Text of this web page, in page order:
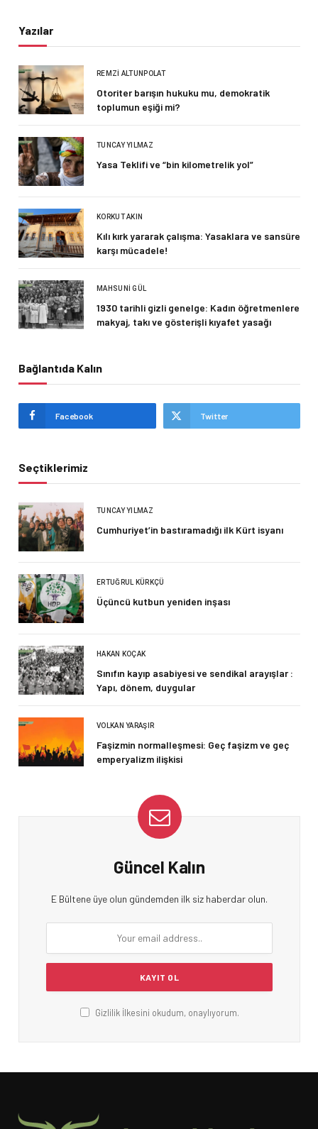
Yazılar
REMZI ALTUNPOLAT
Otoriter barışın hukuku mu, demokratik
toplumun eşiği mi?
TUNCAY YILMAZ
Yasa Teklifi ve “bin kilometrelik yol”
KORKUT AKIN
Kılı kırk yararak çalışma: Yasaklara ve sansüre
karşı mücadele!
MAHSUNI GÜL
1930 tarihli gizli genelge: Kadın öğretmenlere
makyaj, takı ve gösterişli kıyafet yasağı
Bağlantıda Kalın
Facebook Twitter
Seçtiklerimiz
TUNCAY YILMAZ
Cumhuriyet’in bastıramadığı ilk Kürt isyanı
ERTUĞRUL KÜRKÇÜ
Üçüncü kutbun yeniden inşası
HAKAN KOÇAK
Sınıfın kayıp asabiyesi ve sendikal arayışlar :
Yapı, dönem, duygular
VOLKAN YARAŞIR
Faşizmin normalleşmesi: Geç faşizm ve geç
emperyalizm ilişkisi
Güncel Kalın
E Bültene üye olun gündemden ilk siz haberdar olun.
Gizlilik İlkesini okudum, onaylıyorum.